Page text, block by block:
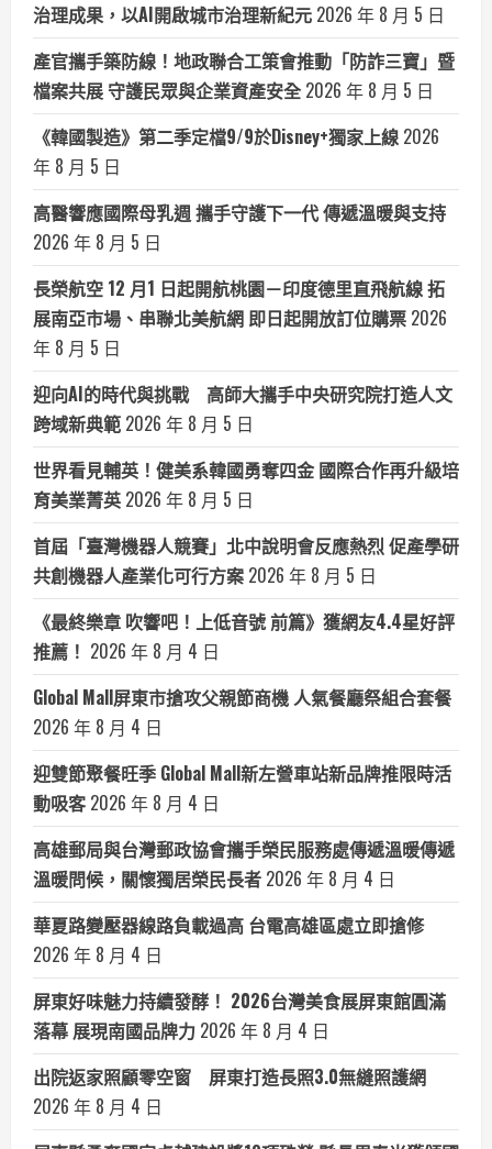
治理成果，以AI開啟城市治理新紀元 2026 年 8 月 5 日
產官攜手築防線！地政聯合工策會推動「防詐三寶」暨
檔案共展 守護民眾與企業資產安全 2026 年 8 月 5 日
《韓國製造》第二季定檔9/9於Disney+獨家上線 2026
年 8 月 5 日
高醫響應國際母乳週 攜手守護下一代 傳遞溫暖與支持
2026 年 8 月 5 日
長榮航空 12 月1 日起開航桃園－印度德里直飛航線 拓
展南亞市場、串聯北美航網 即日起開放訂位購票 2026
年 8 月 5 日
迎向AI的時代與挑戰 高師大攜手中央研究院打造人文
跨域新典範 2026 年 8 月 5 日
世界看見輔英！健美系韓國勇奪四金 國際合作再升級培
育美業菁英 2026 年 8 月 5 日
首屆「臺灣機器人競賽」北中說明會反應熱烈 促產學研
共創機器人產業化可行方案 2026 年 8 月 5 日
《最終樂章 吹響吧！上低音號 前篇》獲網友4.4星好評
推薦！ 2026 年 8 月 4 日
Global Mall屏東市搶攻父親節商機 人氣餐廳祭組合套餐
2026 年 8 月 4 日
迎雙節聚餐旺季 Global Mall新左營車站新品牌推限時活
動吸客 2026 年 8 月 4 日
高雄郵局與台灣郵政協會攜手榮民服務處傳遞溫暖傳遞
溫暖問候，關懷獨居榮民長者 2026 年 8 月 4 日
華夏路變壓器線路負載過高 台電高雄區處立即搶修
2026 年 8 月 4 日
屏東好味魅力持續發酵！ 2026台灣美食展屏東館圓滿
落幕 展現南國品牌力 2026 年 8 月 4 日
出院返家照顧零空窗 屏東打造長照3.0無縫照護網
2026 年 8 月 4 日